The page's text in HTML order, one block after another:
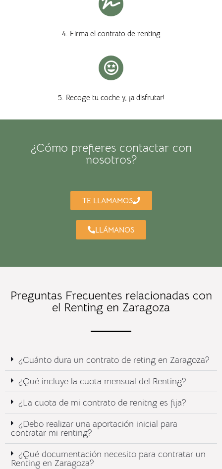
4. Firma el contrato de renting
5. Recoge tu coche y, ¡a disfrutar!
¿Cómo prefieres contactar con
nosotros?
TE LLAMAMOS
LLÁMANOS
Preguntas Frecuentes relacionadas con
el Renting en Zaragoza
¿Cuánto dura un contrato de reting en Zaragoza?
¿Qué incluye la cuota mensual del Renting?​
¿La cuota de mi contrato de renitng es fija?
¿Debo realizar una aportación inicial para
contratar mi renting?
¿Qué documentación necesito para contratar un
Renting en Zaragoza?